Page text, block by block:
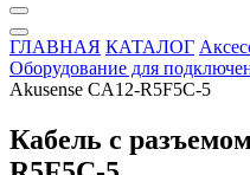
ГЛАВНАЯ КАТАЛОГ
Оборудование для
Akusense CA12-R5F5C-5
Кабель с